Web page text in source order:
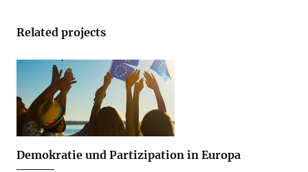
Related projects
Demokratie und Partizipation in Europa